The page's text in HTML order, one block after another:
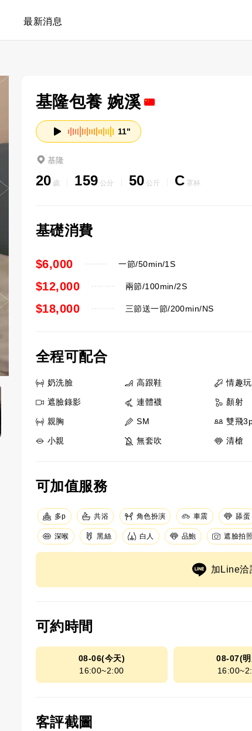
最新消息
基隆包養 婉溪
11"
基隆
20 歲 159 公分 50 公斤 C 罩杯
基礎消費
一節/50min/1S
$6,000
兩節/100min/2S
$12,000
三節送一節/200min/NS
$18,000
全程可配合
奶洗臉 高跟鞋 情趣
遮臉錄影 連體襪 顏射
親胸 SM 雙飛
小親 無套吹 清槍
可加值服務
多p 共浴 角色扮演 車震 舔蛋
深喉 黑絲 白人 品鮑 遮臉拍照
加Line洽
可約時間
08-06(今天)
16:00~2:00
08-07(明
客評截圖